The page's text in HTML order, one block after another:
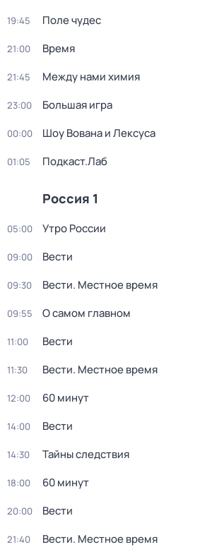
19:45 Поле чудес
21:00 Время
21:45 Между нами химия
23:00 Большая игра
00:00 Шоу Вована и Лексуса
01:05 Подкаст.Лаб
Россия 1
05:00 Утро России
09:00 Вести
09:30 Вести. Местное время
09:55 О самом главном
11:00 Вести
11:30 Вести. Местное время
12:00 60 минут
14:00 Вести
14:30 Тайны следствия
18:00 60 минут
20:00 Вести
21:40 Вести. Местное время